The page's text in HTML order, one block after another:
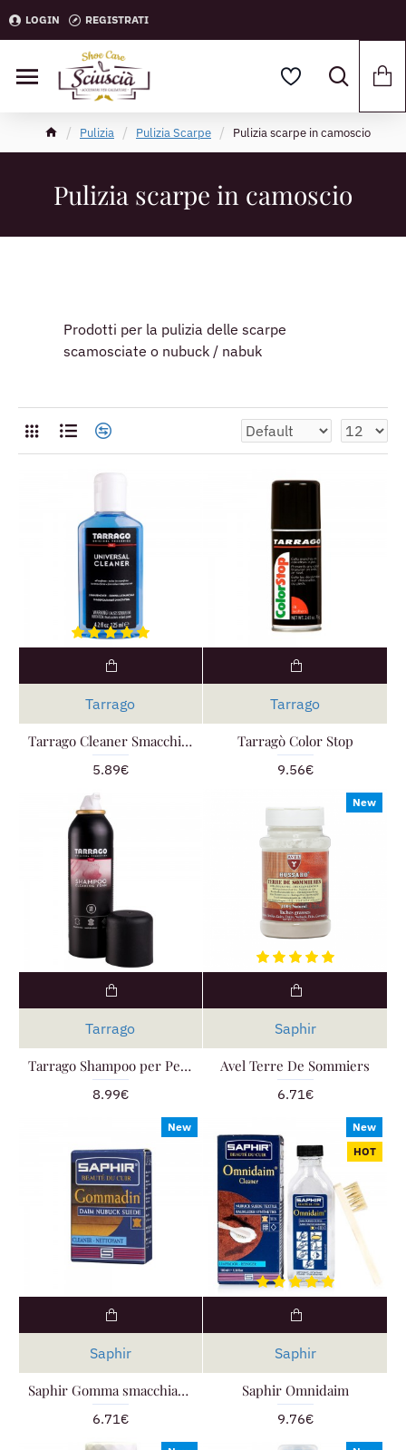
LOGIN REGISTRATI
Pulizia Pulizia Scarpe Pulizia scarpe in camoscio
Pulizia scarpe in camoscio
Prodotti per la pulizia delle scarpe
scamosciate o nubuck / nabuk
Tarrago
Tarrago Cleaner Smacchiatore Universale
5.89€
Tarrago
Tarragò Color Stop
9.56€
Tarrago
Tarrago Shampoo per Pelle
8.99€
New
Saphir
Avel Terre De Sommiers
6.71€
New
Saphir
Saphir Gomma smacchiante per camoscio, Saphir Gommadin
6.71€
New
HOT
Saphir
Saphir Omnidaim
9.76€